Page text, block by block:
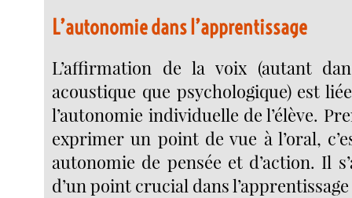
L’autonomie dans l’apprentissage
L’affirmation de la voix (autant
acoustique que psychologique) est
l’autonomie individuelle de l’élève.
exprimer un point de vue à l’oral,
autonomie de pensée et d’action. Il
d’un point crucial dans l’apprentissage